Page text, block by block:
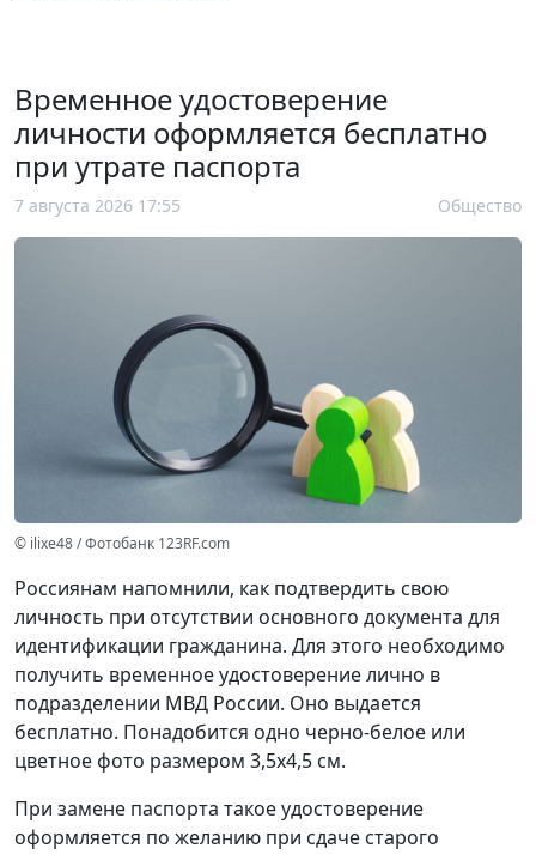
Временное удостоверение
личности оформляется бесплатно
при утрате паспорта
7 августа 2026 17:55 Общество
© ilixe48 / Фотобанк 123RF.com
Россиянам напомнили, как подтвердить свою
личность при отсутствии основного документа для
идентификации гражданина. Для этого необходимо
получить временное удостоверение лично в
подразделении МВД России. Оно выдается
бесплатно. Понадобится одно черно-белое или
цветное фото размером 3,5x4,5 см.
При замене паспорта такое удостоверение
оформляется по желанию при сдаче старого